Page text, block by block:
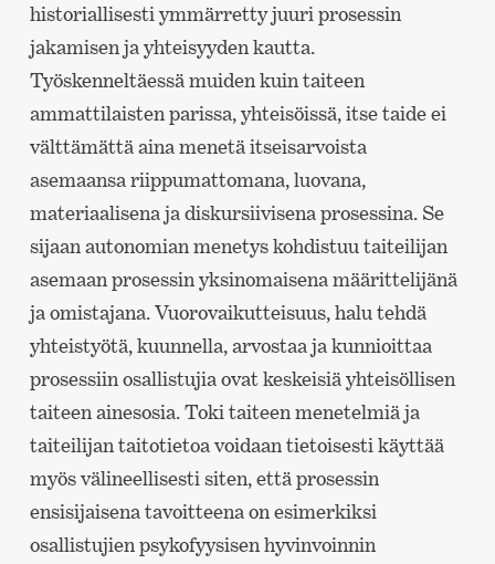
historiallisesti ymmärretty juuri prosessin
jakamisen ja yhteisyyden kautta.
Työskenneltäessä muiden kuin taiteen
ammattilaisten parissa, yhteisöissä, itse taide ei
välttämättä aina menetä itseisarvoista
asemaansa riippumattomana, luovana,
materiaalisena ja diskursiivisena prosessina. Se
sijaan autonomian menetys kohdistuu taiteilijan
asemaan prosessin yksinomaisena määrittelijänä
ja omistajana. Vuorovaikutteisuus, halu tehdä
yhteistyötä, kuunnella, arvostaa ja kunnioittaa
prosessiin osallistujia ovat keskeisiä yhteisöllisen
taiteen ainesosia. Toki taiteen menetelmiä ja
taiteilijan taitotietoa voidaan tietoisesti käyttää
myös välineellisesti siten, että prosessin
ensisijaisena tavoitteena on esimerkiksi
osallistujien psykofyysisen hyvinvoinnin